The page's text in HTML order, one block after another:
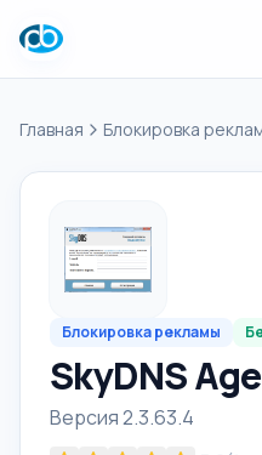
Главная Блокировка
Блокировка рекламы
SkyDNS
Версия 2.3.63.4